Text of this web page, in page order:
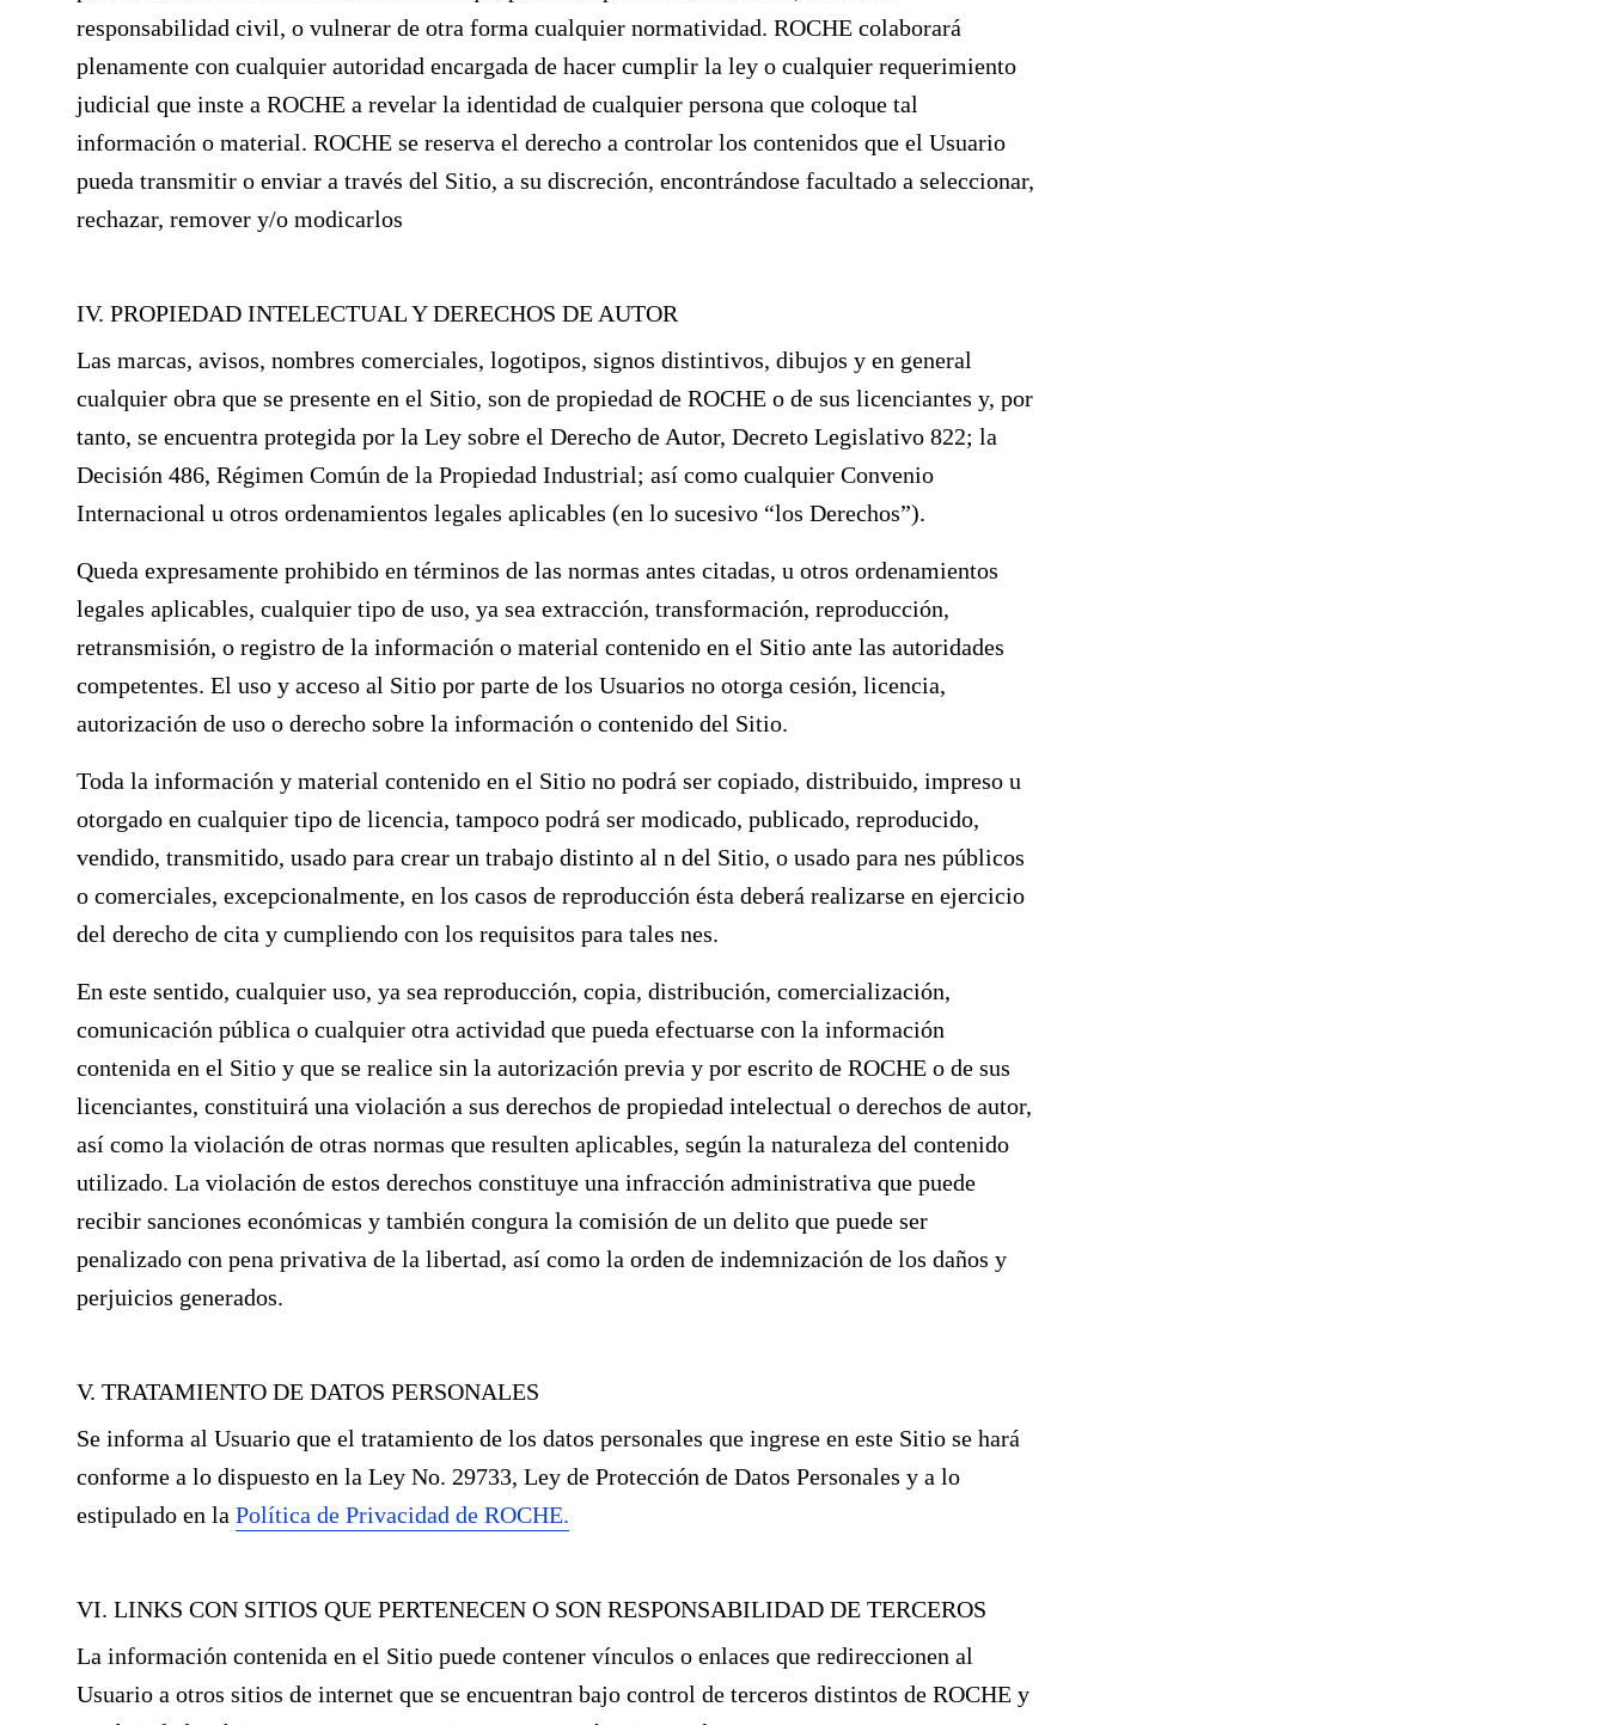
responsabilidad civil, o vulnerar de otra forma cualquier normatividad. ROCHE colaborará
plenamente con cualquier autoridad encargada de hacer cumplir la ley o cualquier requerimiento
judicial que inste a ROCHE a revelar la identidad de cualquier persona que coloque tal
información o material. ROCHE se reserva el derecho a controlar los contenidos que el Usuario
pueda transmitir o enviar a través del Sitio, a su discreción, encontrándose facultado a seleccionar,
rechazar, remover y/o modicarlos
IV. PROPIEDAD INTELECTUAL Y DERECHOS DE AUTOR
Las marcas, avisos, nombres comerciales, logotipos, signos distintivos, dibujos y en general
cualquier obra que se presente en el Sitio, son de propiedad de ROCHE o de sus licenciantes y, por
tanto, se encuentra protegida por la Ley sobre el Derecho de Autor, Decreto Legislativo 822; la
Decisión 486, Régimen Común de la Propiedad Industrial; así como cualquier Convenio
Internacional u otros ordenamientos legales aplicables (en lo sucesivo “los Derechos”).
Queda expresamente prohibido en términos de las normas antes citadas, u otros ordenamientos
legales aplicables, cualquier tipo de uso, ya sea extracción, transformación, reproducción,
retransmisión, o registro de la información o material contenido en el Sitio ante las autoridades
competentes. El uso y acceso al Sitio por parte de los Usuarios no otorga cesión, licencia,
autorización de uso o derecho sobre la información o contenido del Sitio.
Toda la información y material contenido en el Sitio no podrá ser copiado, distribuido, impreso u
otorgado en cualquier tipo de licencia, tampoco podrá ser modicado, publicado, reproducido,
vendido, transmitido, usado para crear un trabajo distinto al n del Sitio, o usado para nes públicos
o comerciales, excepcionalmente, en los casos de reproducción ésta deberá realizarse en ejercicio
del derecho de cita y cumpliendo con los requisitos para tales nes.
En este sentido, cualquier uso, ya sea reproducción, copia, distribución, comercialización,
comunicación pública o cualquier otra actividad que pueda efectuarse con la información
contenida en el Sitio y que se realice sin la autorización previa y por escrito de ROCHE o de sus
licenciantes, constituirá una violación a sus derechos de propiedad intelectual o derechos de autor,
así como la violación de otras normas que resulten aplicables, según la naturaleza del contenido
utilizado. La violación de estos derechos constituye una infracción administrativa que puede
recibir sanciones económicas y también congura la comisión de un delito que puede ser
penalizado con pena privativa de la libertad, así como la orden de indemnización de los daños y
perjuicios generados.
V. TRATAMIENTO DE DATOS PERSONALES
Se informa al Usuario que el tratamiento de los datos personales que ingrese en este Sitio se hará
conforme a lo dispuesto en la Ley No. 29733, Ley de Protección de Datos Personales y a lo
estipulado en la Política de Privacidad de ROCHE.
VI. LINKS CON SITIOS QUE PERTENECEN O SON RESPONSABILIDAD DE TERCEROS
La información contenida en el Sitio puede contener vínculos o enlaces que redireccionen al
Usuario a otros sitios de internet que se encuentran bajo control de terceros distintos de ROCHE y